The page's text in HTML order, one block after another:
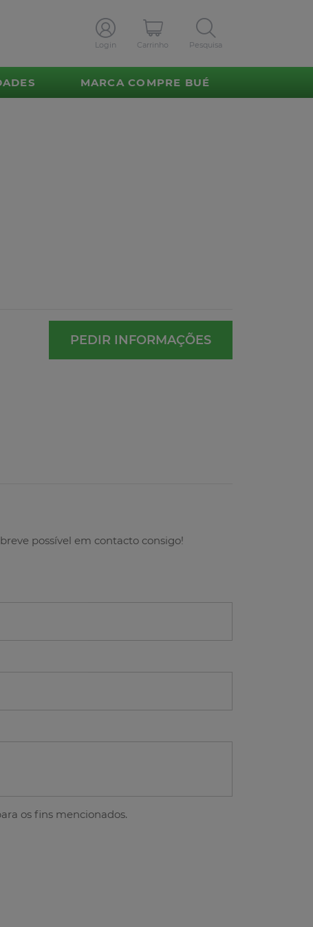
Login Carrinho Pesquisa
MARCA COMPRE BUÉ
PEDIR INFORMAÇÕES
possível em contacto consigo!
os fins mencionados.